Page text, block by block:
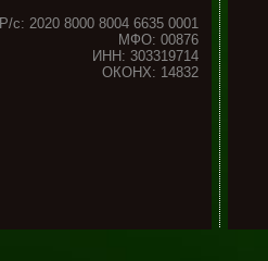
Р/с: 2020 8000 8004 6635 0001
МФО: 00876
ИНН: 303319714
ОКОНХ: 14832